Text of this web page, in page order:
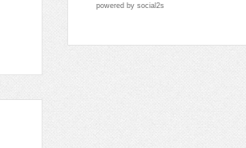
powered by social2s